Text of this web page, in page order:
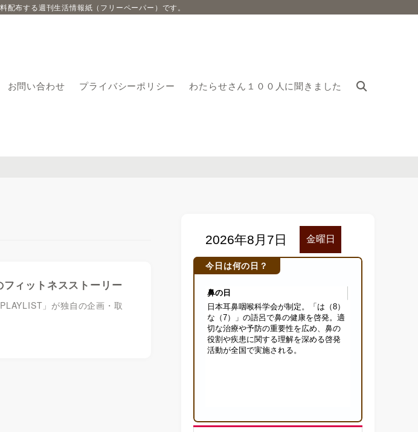
布する週刊生活情報紙（フリーペーパー）です。
お問い合わせ プライバシーポリシー わたらせさん１００人に聞きました
フィットネスストーリー
」が独自の企画・取
今日は何の日？